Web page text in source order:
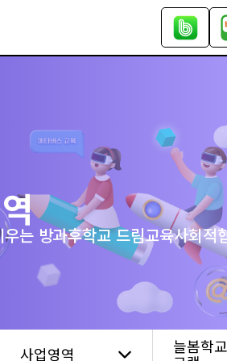
는 방과후학교 드림교육사회적
사업영역 늘봄학